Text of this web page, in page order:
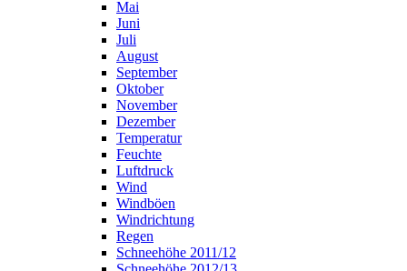
Mai
Juni
Juli
August
September
Oktober
November
Dezember
Temperatur
Feuchte
Luftdruck
Wind
Windböen
Windrichtung
Regen
Schneehöhe 2011/12